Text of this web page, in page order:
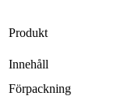
Produkt
Innehåll
Förpackning